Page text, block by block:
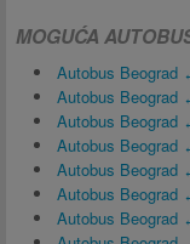
MOGUĆA
Autobus Beograd
Autobus Beograd
Autobus Beograd
Autobus Beograd
Autobus Beograd
Autobus Beograd
Autobus Beograd